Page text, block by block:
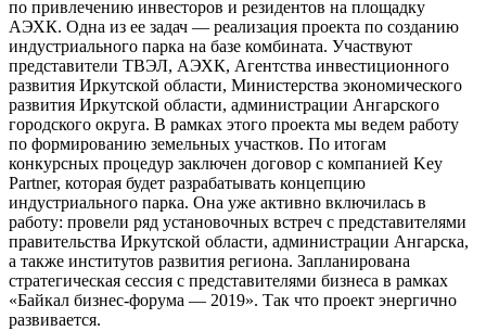
по привлечению инвесторов и резидентов на площадку
АЭХК. Одна из ее задач — реализация проекта по созданию
индустриального парка на базе комбината. Участвуют
представители ТВЭЛ, АЭХК, Агентства инвестиционного
развития Иркутской области, Министерства экономического
развития Иркутской области, администрации Ангарского
городского округа. В рамках этого проекта мы ведем работу
по формированию земельных участков. По итогам
конкурсных процедур заключен договор с компанией Key
Partner, которая будет разрабатывать концепцию
индустриального парка. Она уже активно включилась в
работу: провели ряд установочных встреч с представителями
правительства Иркутской области, администрации Ангарска,
а также институтов развития региона. Запланирована
стратегическая сессия с представителями бизнеса в рамках
«Байкал бизнес-форума — 2019». Так что проект энергично
развивается.